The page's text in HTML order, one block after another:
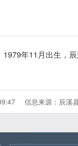
1979年11月出生，
信息来源：辰溪